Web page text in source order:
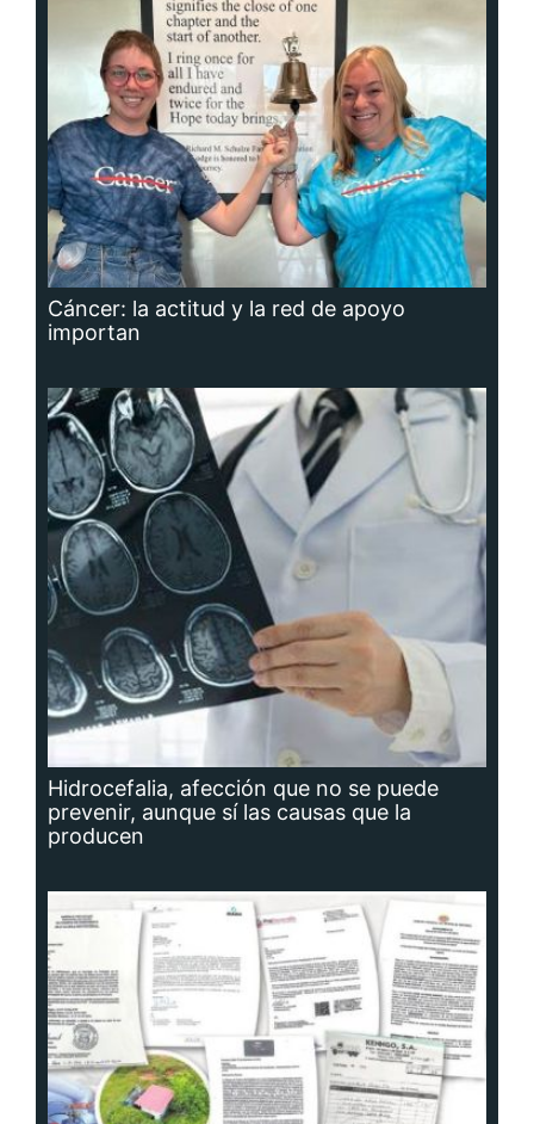
Cáncer: la actitud y la red de apoyo
importan
Hidrocefalia, afección que no se puede
prevenir, aunque sí las causas que la
producen